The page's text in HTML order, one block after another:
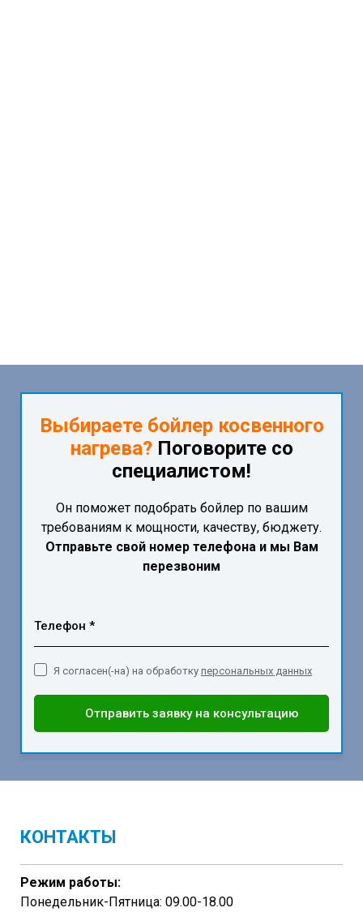
Выбираете бойлер косвенного
нагрева? Поговорите со
специалистом!
Он поможет подобрать бойлер по вашим
требованиям к мощности, качеству, бюджету.
Отправьте свой номер телефона и мы Вам
перезвоним
Телефон *
Отправить заявку на консультацию
Я согласен(-на) на обработку персональных данных
КОНТАКТЫ
Режим работы:
Понедельник-Пятница: 09.00-18.00